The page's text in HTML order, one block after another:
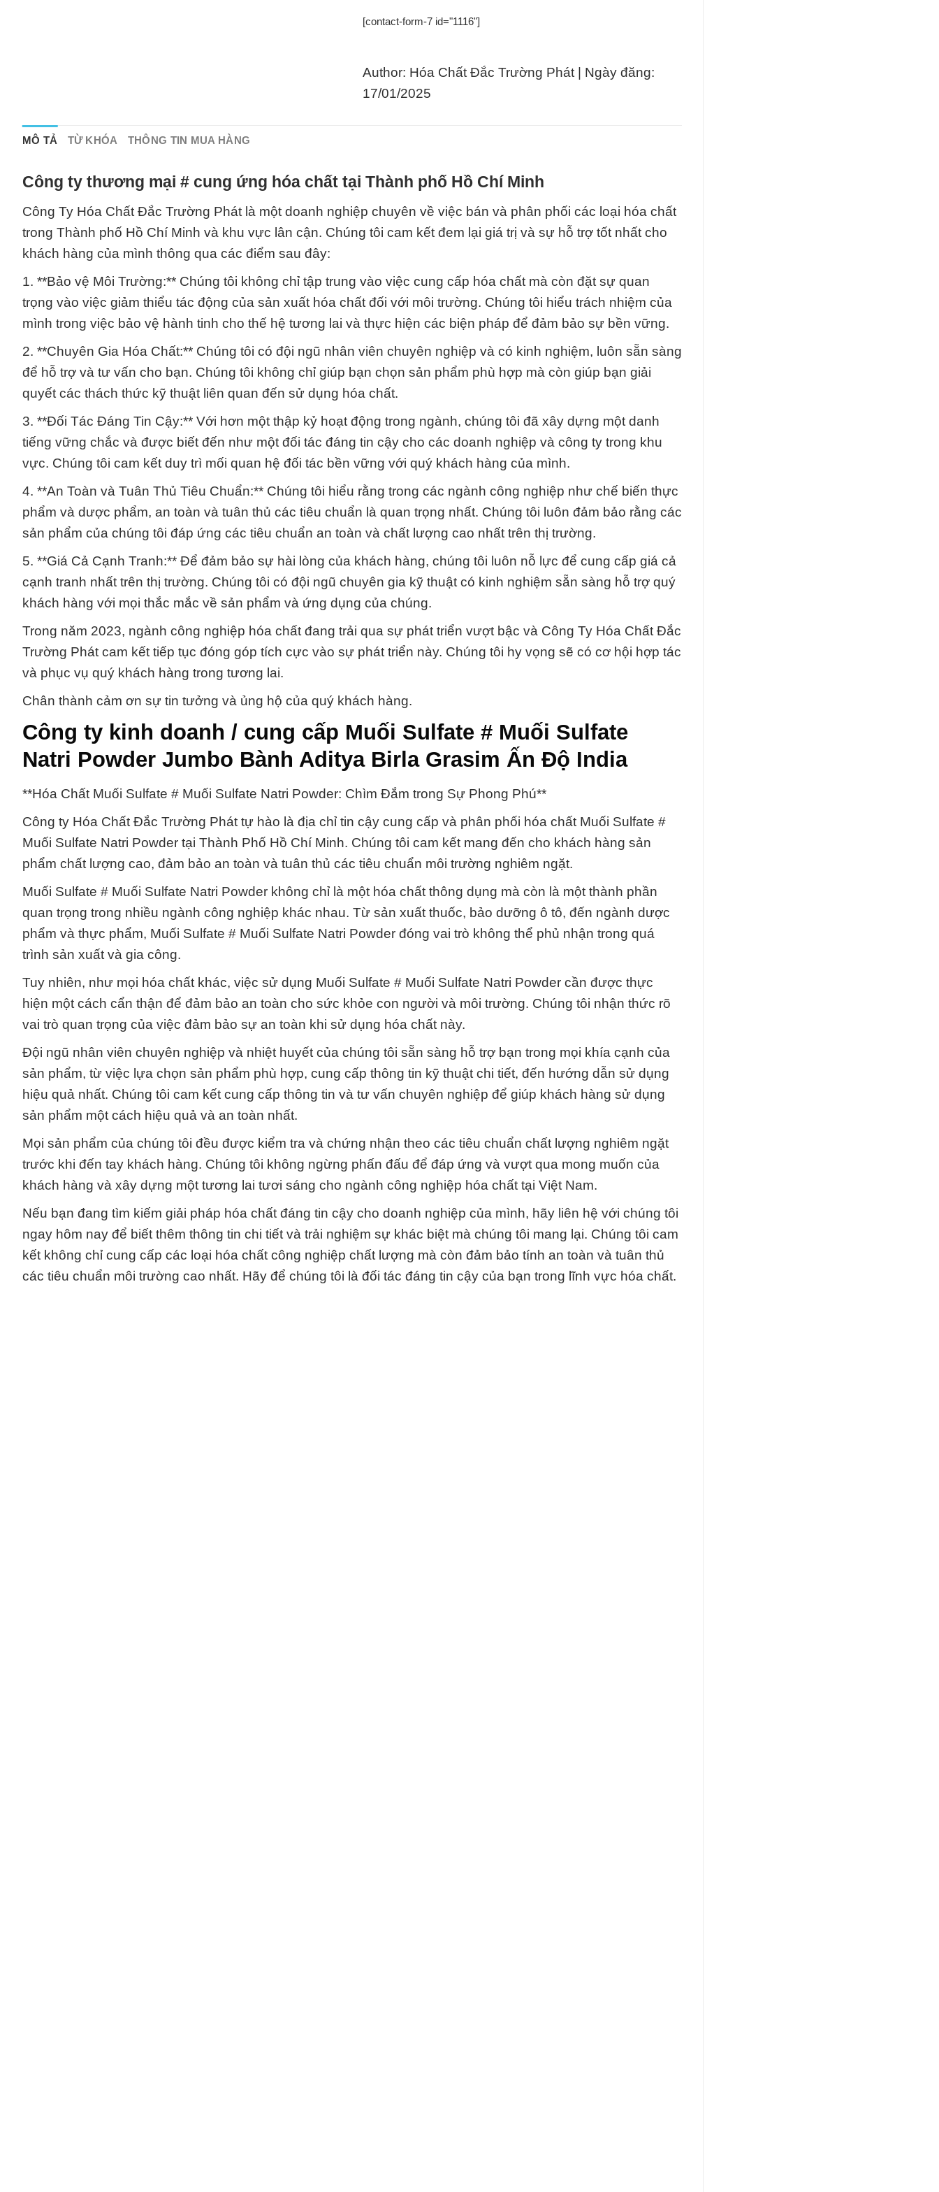
[contact-form-7 id="1116"]
Author: Hóa Chất Đắc Trường Phát | Ngày đăng:
17/01/2025
MÔ TẢ TỪ KHÓA THÔNG TIN MUA HÀNG
Công ty thương mại # cung ứng hóa chất tại Thành phố Hồ Chí Minh
Công Ty Hóa Chất Đắc Trường Phát là một doanh nghiệp chuyên về việc bán và phân phối các loại hóa chất
trong Thành phố Hồ Chí Minh và khu vực lân cận. Chúng tôi cam kết đem lại giá trị và sự hỗ trợ tốt nhất cho
khách hàng của mình thông qua các điểm sau đây:
1. **Bảo vệ Môi Trường:** Chúng tôi không chỉ tập trung vào việc cung cấp hóa chất mà còn đặt sự quan
trọng vào việc giảm thiểu tác động của sản xuất hóa chất đối với môi trường. Chúng tôi hiểu trách nhiệm của
mình trong việc bảo vệ hành tinh cho thế hệ tương lai và thực hiện các biện pháp để đảm bảo sự bền vững.
2. **Chuyên Gia Hóa Chất:** Chúng tôi có đội ngũ nhân viên chuyên nghiệp và có kinh nghiệm, luôn sẵn sàng
để hỗ trợ và tư vấn cho bạn. Chúng tôi không chỉ giúp bạn chọn sản phẩm phù hợp mà còn giúp bạn giải
quyết các thách thức kỹ thuật liên quan đến sử dụng hóa chất.
3. **Đối Tác Đáng Tin Cậy:** Với hơn một thập kỷ hoạt động trong ngành, chúng tôi đã xây dựng một danh
tiếng vững chắc và được biết đến như một đối tác đáng tin cậy cho các doanh nghiệp và công ty trong khu
vực. Chúng tôi cam kết duy trì mối quan hệ đối tác bền vững với quý khách hàng của mình.
4. **An Toàn và Tuân Thủ Tiêu Chuẩn:** Chúng tôi hiểu rằng trong các ngành công nghiệp như chế biến thực
phẩm và dược phẩm, an toàn và tuân thủ các tiêu chuẩn là quan trọng nhất. Chúng tôi luôn đảm bảo rằng các
sản phẩm của chúng tôi đáp ứng các tiêu chuẩn an toàn và chất lượng cao nhất trên thị trường.
5. **Giá Cả Cạnh Tranh:** Để đảm bảo sự hài lòng của khách hàng, chúng tôi luôn nỗ lực để cung cấp giá cả
cạnh tranh nhất trên thị trường. Chúng tôi có đội ngũ chuyên gia kỹ thuật có kinh nghiệm sẵn sàng hỗ trợ quý
khách hàng với mọi thắc mắc về sản phẩm và ứng dụng của chúng.
Trong năm 2023, ngành công nghiệp hóa chất đang trải qua sự phát triển vượt bậc và Công Ty Hóa Chất Đắc
Trường Phát cam kết tiếp tục đóng góp tích cực vào sự phát triển này. Chúng tôi hy vọng sẽ có cơ hội hợp tác
và phục vụ quý khách hàng trong tương lai.
Chân thành cảm ơn sự tin tưởng và ủng hộ của quý khách hàng.
Công ty kinh doanh / cung cấp Muối Sulfate # Muối Sulfate
Natri Powder Jumbo Bành Aditya Birla Grasim Ấn Độ India
**Hóa Chất Muối Sulfate # Muối Sulfate Natri Powder: Chìm Đắm trong Sự Phong Phú**
Công ty Hóa Chất Đắc Trường Phát tự hào là địa chỉ tin cậy cung cấp và phân phối hóa chất Muối Sulfate #
Muối Sulfate Natri Powder tại Thành Phố Hồ Chí Minh. Chúng tôi cam kết mang đến cho khách hàng sản
phẩm chất lượng cao, đảm bảo an toàn và tuân thủ các tiêu chuẩn môi trường nghiêm ngặt.
Muối Sulfate # Muối Sulfate Natri Powder không chỉ là một hóa chất thông dụng mà còn là một thành phần
quan trọng trong nhiều ngành công nghiệp khác nhau. Từ sản xuất thuốc, bảo dưỡng ô tô, đến ngành dược
phẩm và thực phẩm, Muối Sulfate # Muối Sulfate Natri Powder đóng vai trò không thể phủ nhận trong quá
trình sản xuất và gia công.
Tuy nhiên, như mọi hóa chất khác, việc sử dụng Muối Sulfate # Muối Sulfate Natri Powder cần được thực
hiện một cách cẩn thận để đảm bảo an toàn cho sức khỏe con người và môi trường. Chúng tôi nhận thức rõ
vai trò quan trọng của việc đảm bảo sự an toàn khi sử dụng hóa chất này.
Đội ngũ nhân viên chuyên nghiệp và nhiệt huyết của chúng tôi sẵn sàng hỗ trợ bạn trong mọi khía cạnh của
sản phẩm, từ việc lựa chọn sản phẩm phù hợp, cung cấp thông tin kỹ thuật chi tiết, đến hướng dẫn sử dụng
hiệu quả nhất. Chúng tôi cam kết cung cấp thông tin và tư vấn chuyên nghiệp để giúp khách hàng sử dụng
sản phẩm một cách hiệu quả và an toàn nhất.
Mọi sản phẩm của chúng tôi đều được kiểm tra và chứng nhận theo các tiêu chuẩn chất lượng nghiêm ngặt
trước khi đến tay khách hàng. Chúng tôi không ngừng phấn đấu để đáp ứng và vượt qua mong muốn của
khách hàng và xây dựng một tương lai tươi sáng cho ngành công nghiệp hóa chất tại Việt Nam.
Nếu bạn đang tìm kiếm giải pháp hóa chất đáng tin cậy cho doanh nghiệp của mình, hãy liên hệ với chúng tôi
ngay hôm nay để biết thêm thông tin chi tiết và trải nghiệm sự khác biệt mà chúng tôi mang lại. Chúng tôi cam
kết không chỉ cung cấp các loại hóa chất công nghiệp chất lượng mà còn đảm bảo tính an toàn và tuân thủ
các tiêu chuẩn môi trường cao nhất. Hãy để chúng tôi là đối tác đáng tin cậy của bạn trong lĩnh vực hóa chất.